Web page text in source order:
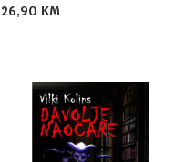
26,90 KM